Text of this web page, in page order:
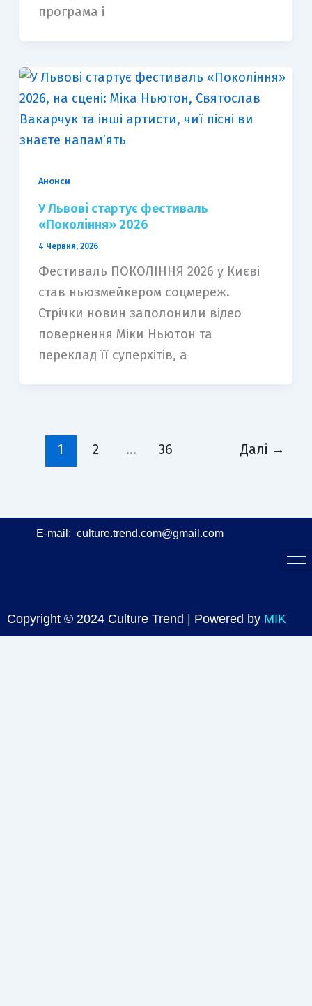
програма і
Анонси
У Львові стартує фестиваль
«Покоління» 2026
4 Червня, 2026
Фестиваль ПОКОЛІННЯ 2026 у Києві
став ньюзмейкером соцмереж.
Стрічки новин заполонили відео
повернення Міки Ньютон та
переклад її суперхітів, а
1 2 … 36 Далі →
E-mail: culture.trend.com@gmail.com
Copyright © 2024 Culture Trend | Powered by MIK